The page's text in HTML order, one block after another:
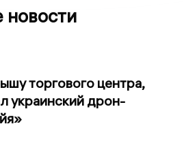
новости
торгового центра,
украинский дрон-